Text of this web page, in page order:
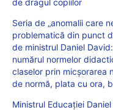
Seria de „anomalii care
problematică din punct
de ministrul Daniel
numărul normelor
claselor prin micșorarea
de normă, plata cu ora,
Ministrul Educației